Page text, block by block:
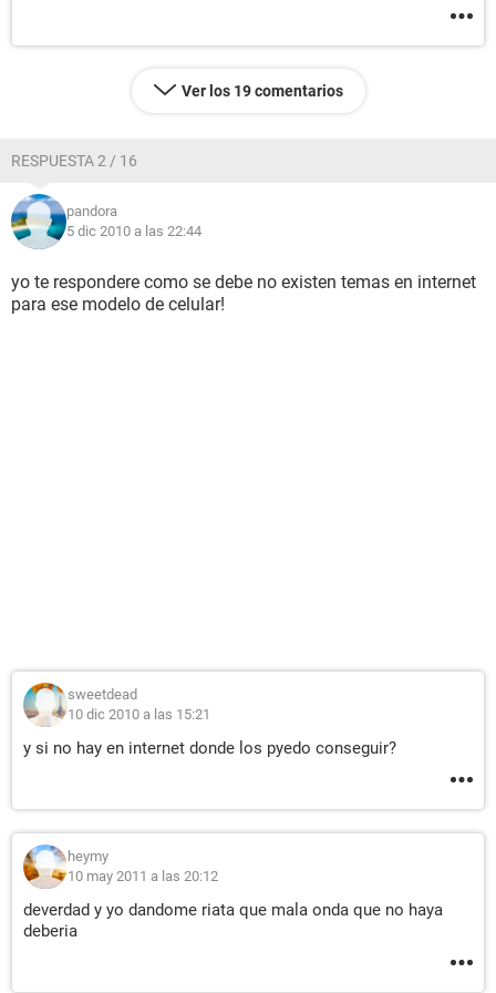
Ver los 19 comentarios
RESPUESTA 2 / 16
pandora
5 dic 2010 a las 22:44
yo te respondere como se debe no existen temas en internet
para ese modelo de celular!
sweetdead
10 dic 2010 a las 15:21
y si no hay en internet donde los pyedo conseguir?
heymy
10 may 2011 a las 20:12
deverdad y yo dandome riata que mala onda que no haya
deberia